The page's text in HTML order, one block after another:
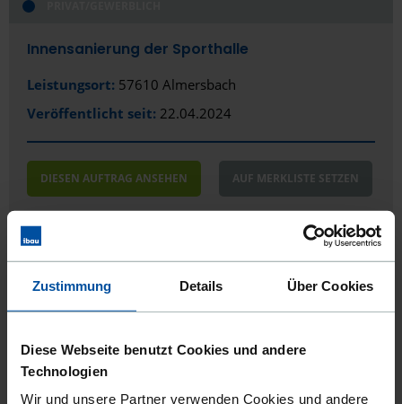
Zustimmung Details Über Cookies
Diese Webseite benutzt Cookies und andere
Technologien
Wir und unsere Partner verwenden Cookies und andere
Innensanierung der Sporthalle
Leistungsort: 57610 Almersbach
Veröffentlicht seit: 22.04.2024
DIESEN AUFTRAG ANSEHEN AUF MERKLISTE SETZEN
Sie interessieren sich für weitere
Aufträge in diesem Bereich?
Füllen Sie einfach das Kontaktformular aus und